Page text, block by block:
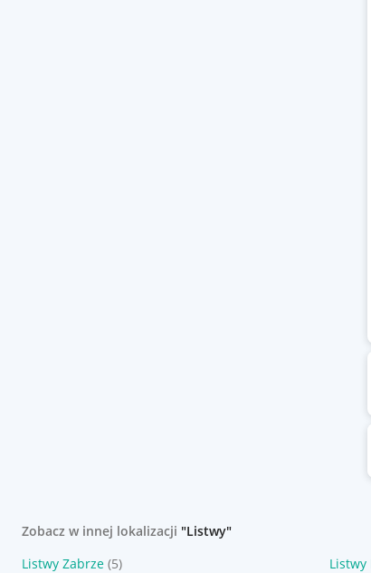
Zobacz w innej lokalizacji "Listwy"
Listwy Zabrze (5) Listwy